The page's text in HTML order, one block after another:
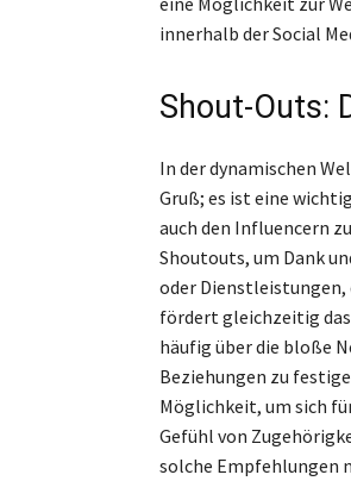
innerhalb der Social
Shout-Outs:
In der dynamischen
Gruß; es ist eine
auch den Influencern
Shoutouts, um Dank
oder Dienstleistungen,
fördert gleichzeitig
häufig über die bloße
Beziehungen zu
Möglichkeit, um sich
Gefühl von
solche Empfehlungen